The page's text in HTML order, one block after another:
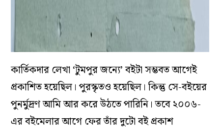
কার্তিকদার লেখা ‘টুমপুর জন্যে’ বইটা সম্ভবত আগেই
প্রকাশিত হয়েছিল। পুরস্কৃতও হয়েছিল। কিন্তু সে-বইয়ের
পুনর্মুদ্রণ আমি আর করে উঠতে পারিনি। তবে ২০০৬-
এর বইমেলার আগে ফের তাঁর দুটো বই প্রকাশ